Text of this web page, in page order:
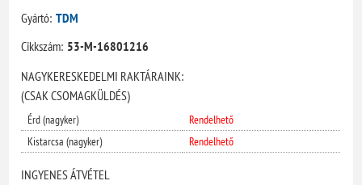
Gyártó: TDM
Cikkszám: 53-M-16801216
NAGYKERESKEDELMI RAKTÁRAINK:
(CSAK CSOMAGKÜLDÉS)
Érd (nagyker)
Rendelhető
Kistarcsa (nagyker)
Rendelhető
INGYENES ÁTVÉTEL